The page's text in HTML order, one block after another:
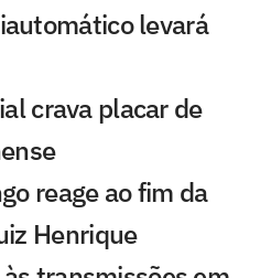
levará
crava placar de
reage ao fim da
Henrique